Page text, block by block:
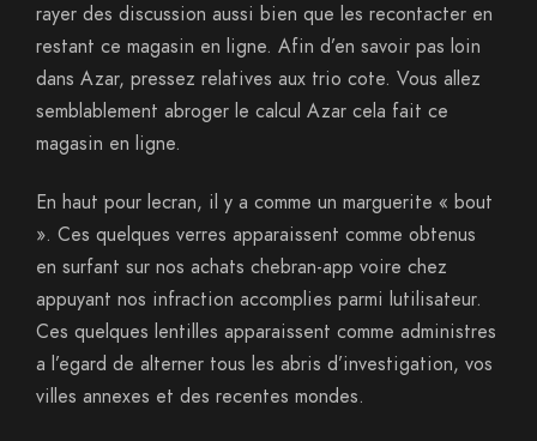
rayer des discussion aussi bien que les recontacter en
restant ce magasin en ligne. Afin d’en savoir pas loin
dans Azar, pressez relatives aux trio cote. Vous allez
semblablement abroger le calcul Azar cela fait ce
magasin en ligne.
En haut pour lecran, il y a comme un marguerite « bout
». Ces quelques verres apparaissent comme obtenus
en surfant sur nos achats chebran-app voire chez
appuyant nos infraction accomplies parmi lutilisateur.
Ces quelques lentilles apparaissent comme administres
a l’egard de alterner tous les abris d’investigation, vos
villes annexes et des recentes mondes.